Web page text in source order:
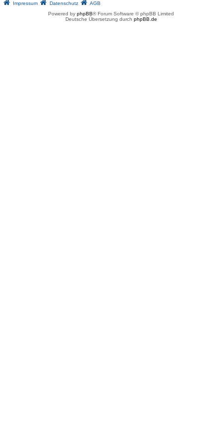
Impressum Datenschutz
AGB
Powered by phpBB® Forum Software © phpBB Limited
Deutsche Übersetzung durch phpBB.de